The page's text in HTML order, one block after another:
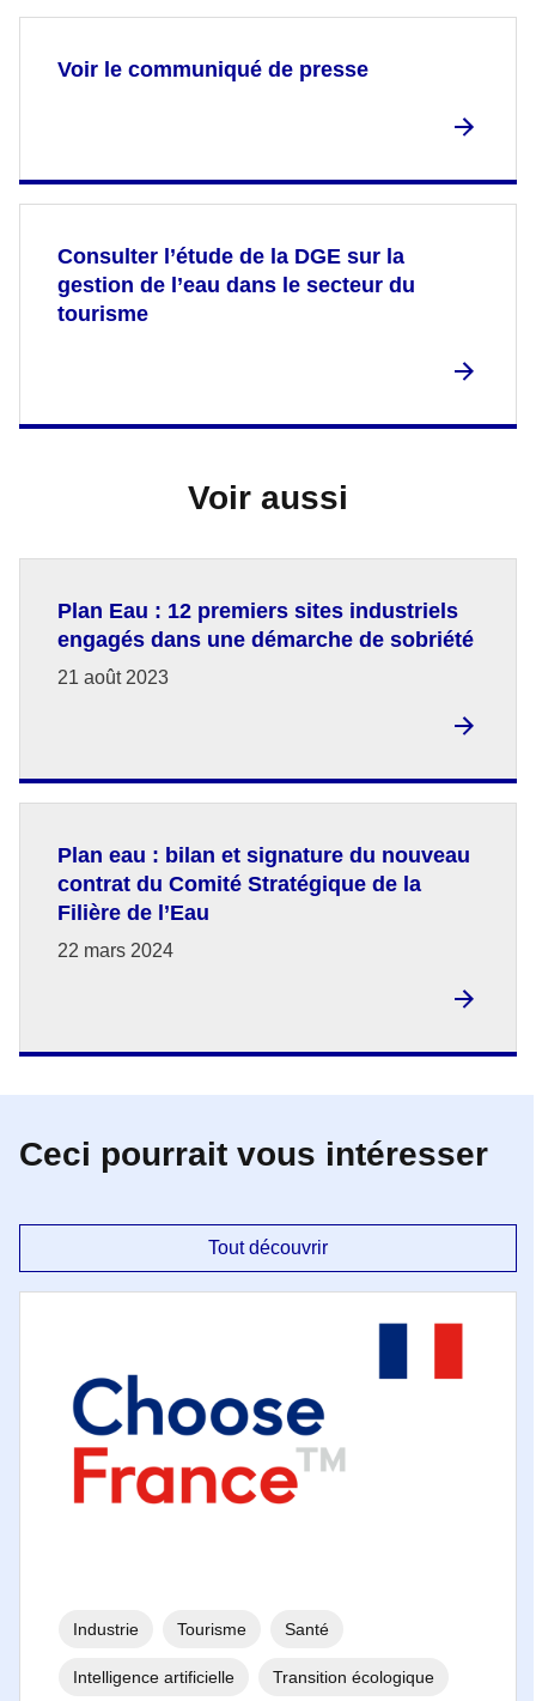
Voir le communiqué de presse
Consulter l’étude de la DGE sur la
gestion de l’eau dans le secteur du
tourisme
Voir aussi
Plan Eau : 12 premiers sites industriels
engagés dans une démarche de sobriété
21 août 2023
Plan eau : bilan et signature du nouveau
contrat du Comité Stratégique de la
Filière de l’Eau
22 mars 2024
Ceci pourrait vous intéresser
Tout découvrir
Industrie Tourisme Santé
Intelligence artificielle Transition écologique